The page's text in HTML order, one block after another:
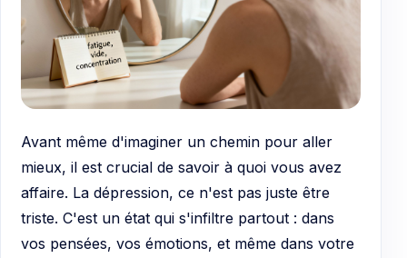
Avant même d'imaginer un chemin pour aller
mieux, il est crucial de savoir à quoi vous avez
affaire. La dépression, ce n'est pas juste être
triste. C'est un état qui s'infiltre partout : dans
vos pensées, vos émotions, et même dans votre